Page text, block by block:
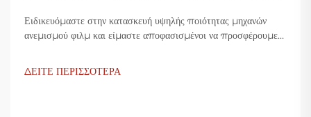
Ειδικευόμαστε στην κατασκευή υψηλής ποιότητας μηχανών
ανεμισμού φιλμ και είμαστε αποφασισμένοι να προσφέρουμε
ΔΕΙΤΕ ΠΕΡΙΣΣΟΤΕΡΑ